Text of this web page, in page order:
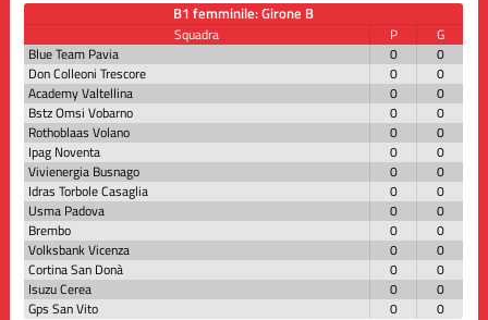
B1 femminile: Girone B
Squadra P
G
Blue Team Pavia
0
0
Don Colleoni Trescore
0
0
Academy Valtellina
0
0
Bstz Omsi Vobarno
0
0
Rothoblaas Volano
0
0
Ipag Noventa
0
0
Vivienergia Busnago
0
0
Idras Torbole Casaglia
0
0
Usma Padova
0
0
Brembo
0
0
Volksbank Vicenza
0
0
Cortina San Donà
0
0
Isuzu Cerea
0
0
Gps San Vito
0 0